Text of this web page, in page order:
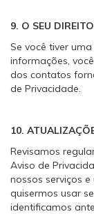
9. O SEU
Se você tiver
informações,
dos contatos
de Privacidade.
10.
Revisamos
Aviso de
nossos serviços
quisermos usar
identificamos